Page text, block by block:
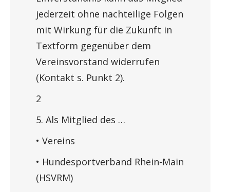
jederzeit ohne nachteilige Folgen
mit Wirkung für die Zukunft in
Textform gegenüber dem
Vereinsvorstand widerrufen
(Kontakt s. Punkt 2).
2
5. Als Mitglied des …
• Vereins
• Hundesportverband Rhein-Main
(HSVRM)